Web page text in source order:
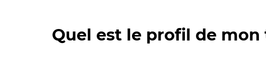
Quel est le profil de